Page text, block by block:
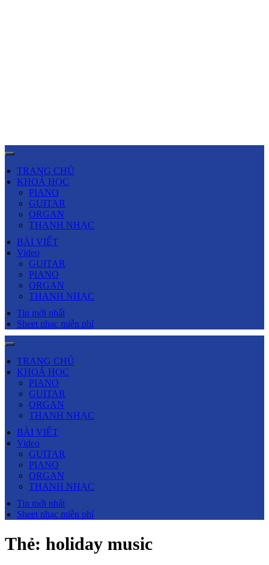
TRANG CHỦ
KHOÁ HỌC
PIANO
GUITAR
ORGAN
THANH NHẠC
BÀI VIẾT
Video
GUITAR
PIANO
ORGAN
THANH NHẠC
Tin mới nhất
Sheet nhạc miễn phí
TRANG CHỦ
KHOÁ HỌC
PIANO
GUITAR
ORGAN
THANH NHẠC
BÀI VIẾT
Video
GUITAR
PIANO
ORGAN
THANH NHẠC
Tin mới nhất
Sheet nhạc miễn phí
Thẻ: holiday music